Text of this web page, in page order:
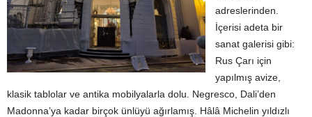
adreslerinden.
İçerisi adeta bir
sanat galerisi gibi:
Rus Çarı için
yapılmış avize,
klasik tablolar ve antika mobilyalarla dolu. Negresco, Dali’den
Madonna’ya kadar birçok ünlüyü ağırlamış. Hâlâ Michelin yıldızlı